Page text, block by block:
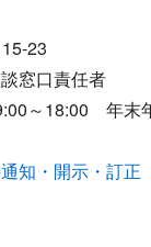
23
窓口責任者
～18:00 年末
知・開示・訂正